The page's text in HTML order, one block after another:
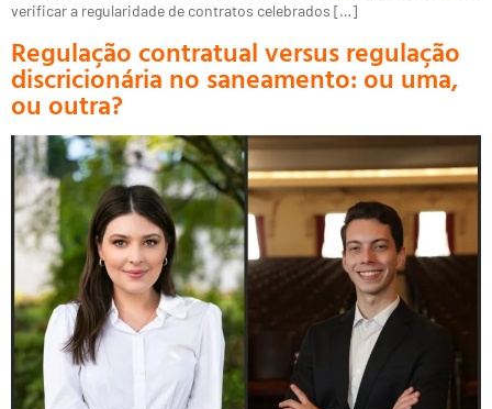
verificar a regularidade de contratos celebrados […]
Regulação contratual versus regulação
discricionária no saneamento: ou uma,
ou outra?